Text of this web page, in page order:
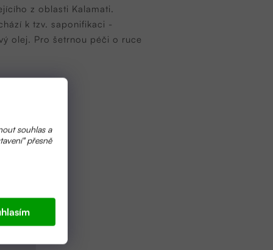
souhlas a
přesně
z oblasti Kalamati.
k tzv. saponifikaci -
olej. Pro šetrnou péči o ruce